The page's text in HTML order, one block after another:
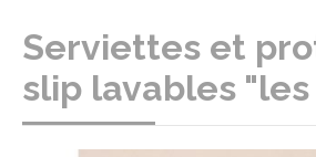
Serviettes et
slip lavables "les